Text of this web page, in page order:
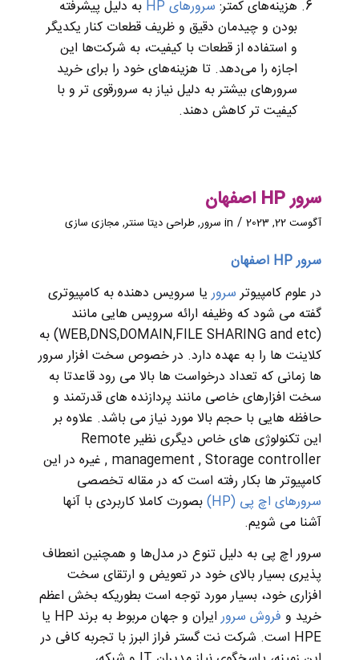
هزینه‌های کمتر: سرورهای HP
به دلیل پیشرفته
بودن و چیدمان دقیق و ظریف قطعات کنار یکدیگر
و استفاده از قطعات با کیفیت، به شرکت‌ها این
اجازه را می‌دهد. تا هزینه‌های خود را برای خرید
سرورهای بیشتر به دلیل نیاز به سرورقوی تر و با
کیفیت تر کاهش دهند.
سرور HP اصفهان
آگوست 22, 2023 /
in سرور,طراحی دیتا سنتر, مجازی سازی
سرور HP اصفهان
در علوم کامپیوترسروریا سرویس دهنده به کامپیوتری
گفته می شود که وظیفه ارائه سرویس هایی مانند
(WEB,DNS,DOMAIN,FILE SHARING and etc) به
کلاینت ها را به عهده دارد. در خصوص سخت افزار سرور
ها زمانی که تعداد درخواست ها بالا می رود قاعدتا به
سخت افزارهای خاصی مانند پردازنده های قدرتمند و
حافظه هایی با حجم بالا مورد نیاز می باشد. علاوه بر
این تکنولوژی های خاص دیگری نظیر Remote
management , Storage controller , غیره در این
کامپیوتر ها بکار رفته است که در مقاله تخصصی
سرورهای اچ پی (HP)
بصورت کاملا کاربردی با آنها
آشنا می شویم.
سرور اچ پی به دلیل تنوع در مدل‌‌ها و همچنین انعطاف
پذیری بسیار بالای خود در تعویض و ارتقای سخت
افزاری خود، بسیار مورد توجه است بطوریکه بخش اعظم
خرید و فروش سرور
ایران و جهان مربوط به برند HP یا
HPE است. شرکت نت گستر فراز البرز با تجربه کافی در